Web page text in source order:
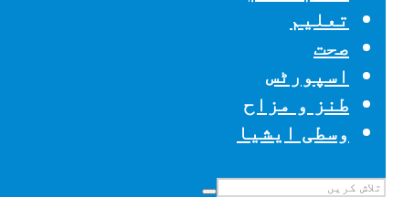
تعلیم
صحت
اسپورٹس
طنز و مزاح
وسطی ایشیا